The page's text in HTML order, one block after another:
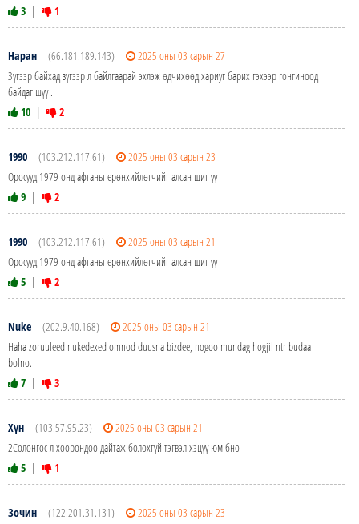
3 | 1
Наран (66.181.189.143)
2025 оны 03 сарын 27
Зүгээр байхад зүгээр л байлгаарай эхлэж өдчихөөд хариуг барих гэхээр гонгиноод
байдаг шүү .
10 | 2
1990 (103.212.117.61)
2025 оны 03 сарын 23
Оросууд 1979 онд афганы ерөнхийлөгчийг алсан шиг үү
9 | 2
1990 (103.212.117.61)
2025 оны 03 сарын 21
Оросууд 1979 онд афганы ерөнхийлөгчийг алсан шиг үү
5 | 2
Nuke (202.9.40.168)
2025 оны 03 сарын 21
Haha zoruuleed nukedexed omnod duusna bizdee, nogoo mundag hogjil ntr budaa
bolno.
7 | 3
Хүн (103.57.95.23)
2025 оны 03 сарын 21
2Солонгос л хоорондоо дайтаж болохгүй тэгвэл хэцүү юм бно
5 | 1
Зочин (122.201.31.131)
2025 оны 03 сарын 23